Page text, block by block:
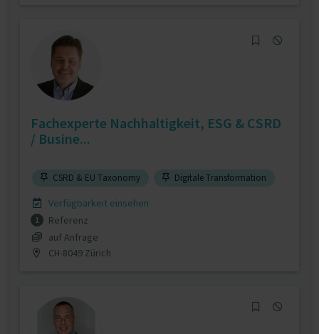
Fachexperte Nachhaltigkeit, ESG & CSRD
/ Busine...
CSRD & EU Taxonomy Digitale Transformation
Verfügbarkeit einsehen
1
Referenz
auf Anfrage
CH-8049 Zürich